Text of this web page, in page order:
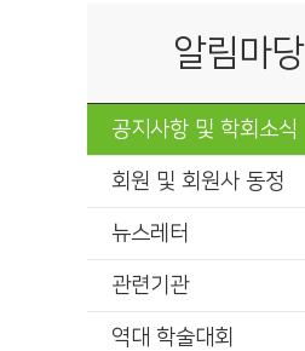
알림마당
공지사항 및 학회소식
회원 및 회원사 동정
뉴스레터
관련기관
역대 학술대회